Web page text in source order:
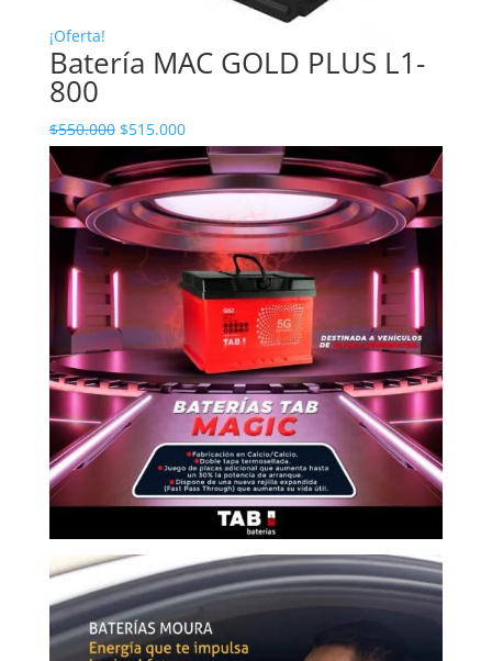
¡Oferta!
Batería MAC GOLD PLUS L1-
800
$550.000 $515.000